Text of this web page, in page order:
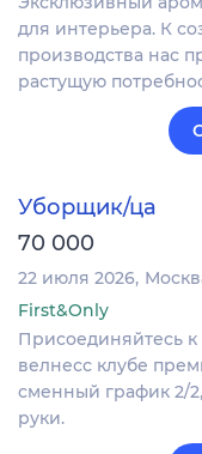
для интерьера. К
производства нас
растущую
Уборщик/ца
70 000
22 июля 2026
First&Only
Присоединяйтесь
велнесс клубе
сменный график 2/
руки.